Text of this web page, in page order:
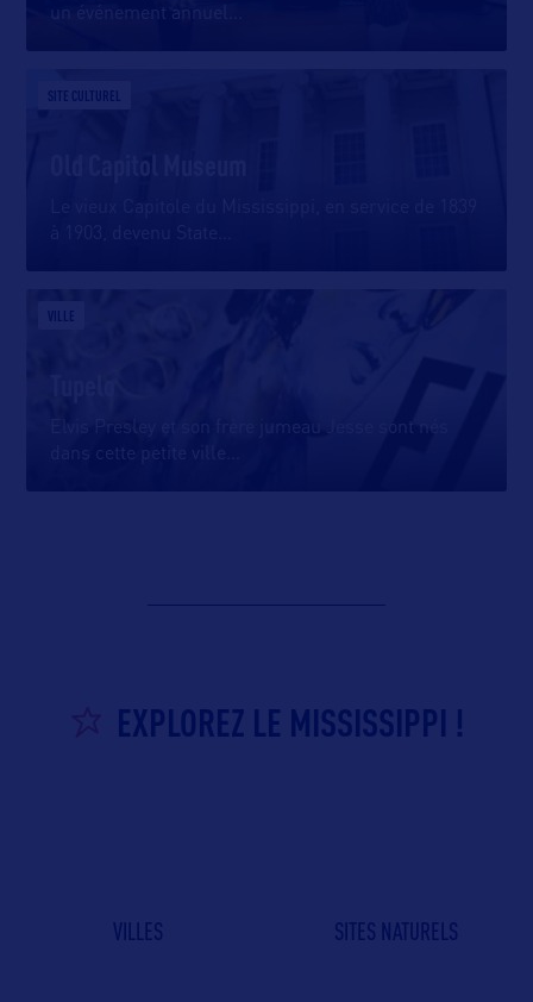
un événement annuel
SITE CULTUREL
VILLE
Elvis Presley et son frère jumeau Jesse sont nés
dans cette petite ville
EXPLOREZ LE MISSISSIPPI !
VILLES SITES NATURELS